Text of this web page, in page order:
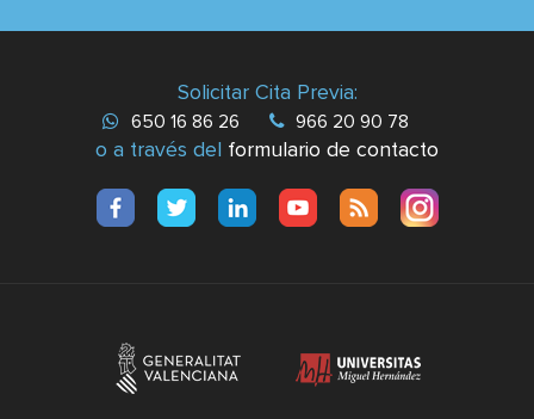
Solicitar Cita Previa:
650 16 86 26 966 20 90 78
o a través del formulario de contacto